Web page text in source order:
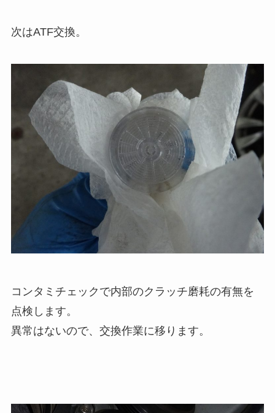
次はATF交換。
コンタミチェックで内部のクラッチ磨耗の有無を
点検します。
異常はないので、交換作業に移ります。